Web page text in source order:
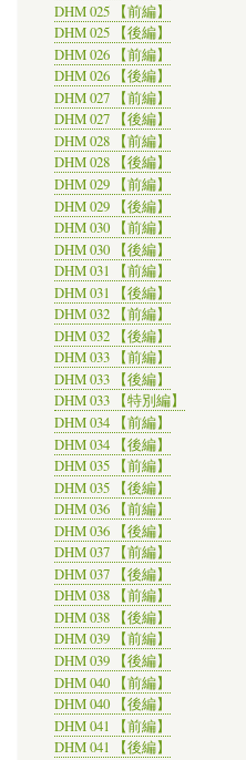
DHM 025 【前編】
DHM 025 【後編】
DHM 026 【前編】
DHM 026 【後編】
DHM 027 【前編】
DHM 027 【後編】
DHM 028 【前編】
DHM 028 【後編】
DHM 029 【前編】
DHM 029 【後編】
DHM 030 【前編】
DHM 030 【後編】
DHM 031 【前編】
DHM 031 【後編】
DHM 032 【前編】
DHM 032 【後編】
DHM 033 【前編】
DHM 033 【後編】
DHM 033 【特別編】
DHM 034 【前編】
DHM 034 【後編】
DHM 035 【前編】
DHM 035 【後編】
DHM 036 【前編】
DHM 036 【後編】
DHM 037 【前編】
DHM 037 【後編】
DHM 038 【前編】
DHM 038 【後編】
DHM 039 【前編】
DHM 039 【後編】
DHM 040 【前編】
DHM 040 【後編】
DHM 041 【前編】
DHM 041 【後編】